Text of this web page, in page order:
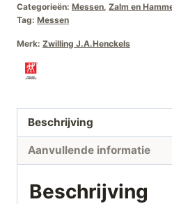
Categorieën: Messen, Zalm en
Tag: Messen
Merk: Zwilling J.A.Henckels
Beschrijving
Aanvullende informatie
Beschrijving